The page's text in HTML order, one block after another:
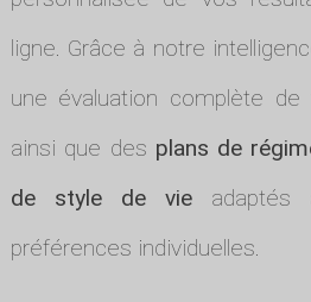
ligne. Grâce à notre
une évaluation complète de
ainsi que des plans de
de style de vie
préférences individuelles.